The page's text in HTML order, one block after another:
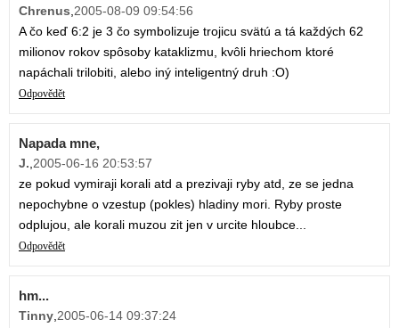
Chrenus 2005-08-09 09:54:56
A čo keď 6:2 je 3 čo symbolizuje trojicu svätú a tá každých 62
milionov rokov spôsoby kataklizmu, kvôli hriechom ktoré
napáchali trilobiti, alebo iný inteligentný druh :O)
Odpovědět
Napada mne,
J. 2005-06-16 20:53:57
ze pokud vymiraji korali atd a prezivaji ryby atd, ze se jedna
nepochybne o vzestup (pokles) hladiny mori. Ryby proste
odplujou, ale korali muzou zit jen v urcite hloubce...
Odpovědět
hm...
Tinny 2005-06-14 09:37:24